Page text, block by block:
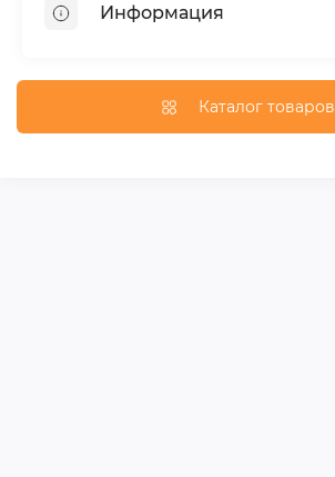
Багажники на крышу
Информация
Доставка по Санкт-Петербургу
Доставка по России
Каталог товаров